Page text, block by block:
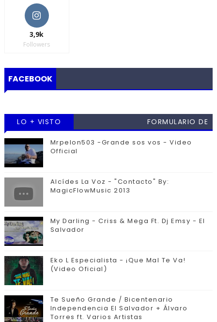
3,9k
Followers
FACEBOOK
LO + VISTO
FORMULARIO DE
Mrpelon503 -Grande sos vos - Video
Official
Alcídes La Voz - "Contacto" By:
MagicFlowMusic 2013
My Darling - Criss & Mega Ft. Dj Emsy - El
Salvador
Eko L Especialista - ¡Que Mal Te Va!
(Video Oficial)
Te Sueño Grande / Bicentenario
Independencia El Salvador + Álvaro
Torres ft. Varios Artistas